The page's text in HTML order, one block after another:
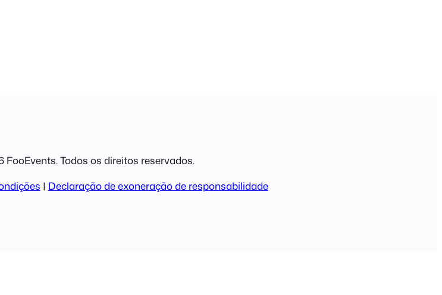
Todos os direitos reservados.
| Declaração de exoneração de responsabilidade